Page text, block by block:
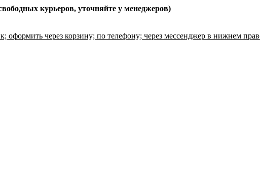
курьеров, уточняйте у менеджеров)
оформить через корзину; по телефону; через мессенджер в нижнем